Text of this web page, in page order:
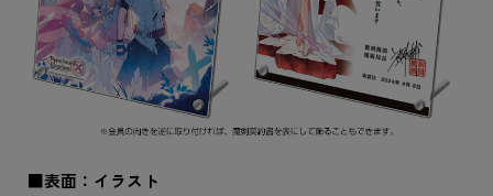
■表面：イラスト